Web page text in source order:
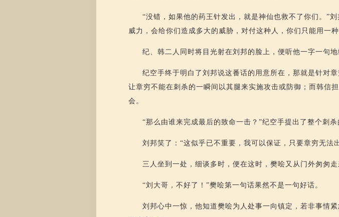
“没错，如果他的药王针发出，就是神仙也救不了你们。”
威力，会给你们造成多大的威胁，对付这种人，你们只能用一
纪、韩二人同时将目光射在刘邦的脸上，便听他一字一句
纪空手终于明白了刘邦说这番话的用意所在，那就是针对
让章穷不能在刺杀的一瞬间以其腿来实施攻击或防御；而韩信
会。
“那么由谁来完成最后的致命一击？”纪空手提出了整个刺杀
刘邦笑了：“这似乎已不重要，我可以保证，只要章穷无
三人坐到一处，细谈多时，便在这时，樊哙又从门外匆匆
“刘大哥，不好了！”樊哙第一句话果然不是一句好话。
刘邦心中一惊，他知道樊哙为人处事一向镇定，若非事情